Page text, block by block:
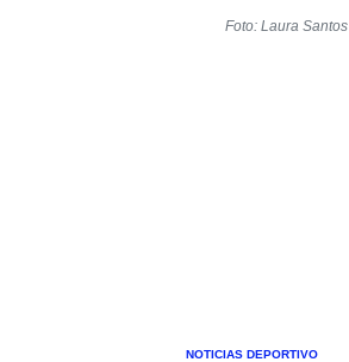
Foto: Laura Santos
NOTICIAS DEPORTIVO